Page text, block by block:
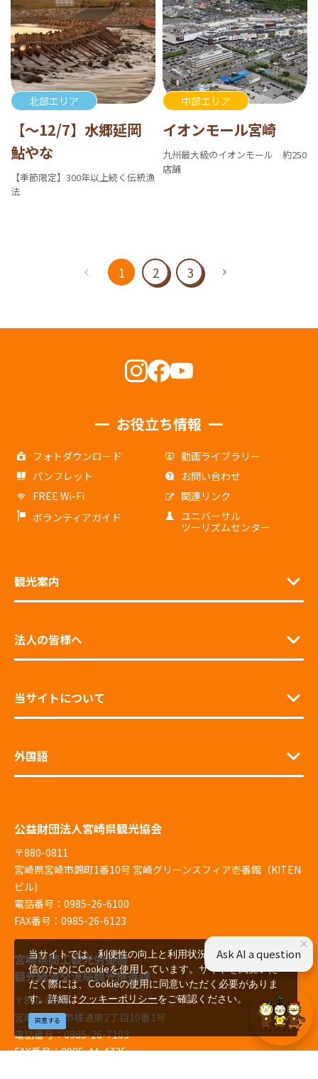
北部エリア
【～12/7】水郷延岡
鮎やな
【季節限定】300年以上続く伝統漁
法
中部エリア
イオンモール宮崎
九州最大級のイオンモール 約250
店舗
1 2 3
お役立ち情報
フォトダウンロード
動画ライブラリー
パンフレット
お問い合わせ
FREE Wi-Fi
関連リンク
ボランティアガイド
ユニバーサル
ツーリズムセンター
観光案内
法人の皆様へ
当サイトについて
外国語
公益財団法人宮崎県観光協会
〒880-0811
宮崎県宮崎市錦町1番10号 宮崎グリーンスフィア壱番館（KITEN
ビル)
電話番号：0985-26-6100
FAX番号：0985-26-6123
宮崎県商工観光労働部
観光経済交流局観光推進課
〒880-8501
宮崎県宮崎市橘通東2丁目10番1号
電話番号：0985-26-7103
FAX番号：0985-44-4725
当サイトでは、利便性の向上と利用状況の解析、広告配
信のためにCookieを使用しています。サイトを閲覧いた
だく際には、Cookieの使用に同意いただく必要がありま
す。詳細はクッキーポリシーをご確認ください。
同意する
×
Ask AI a question